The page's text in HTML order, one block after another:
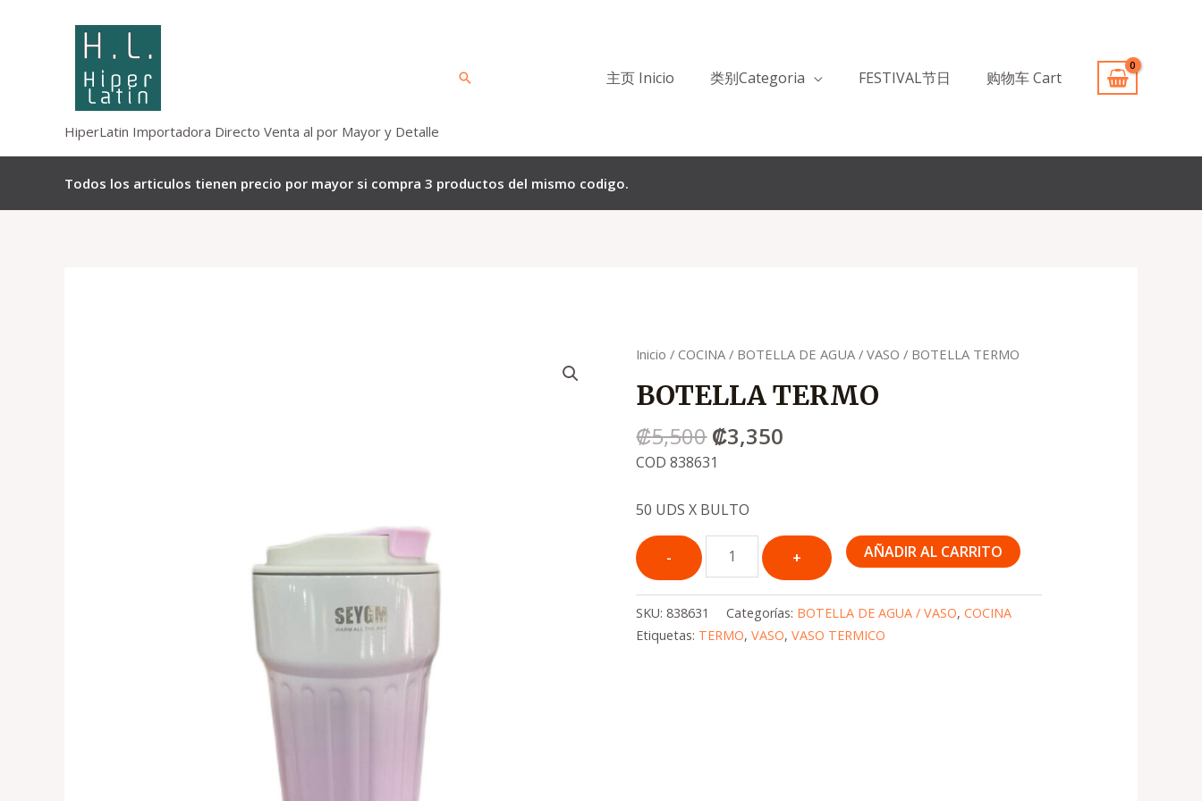
HiperLatin Importadora Directo Venta al por Mayor y Detalle
Buscar 主页 Inicio 类别Categoria FESTIVAL节日 购物车 Cart
Todos los articulos tienen precio por mayor si compra 3 productos del mismo codigo.
Inicio / COCINA / BOTELLA DE AGUA / VASO / BOTELLA TERMO
BOTELLA TERMO
₡5,500
El
original
era:
.
₡5,500
₡3,350
El
actual
COD 838631
50 UDS X BULTO
Quantity
AÑADIR AL CARRITO
SKU:838631 Categorías: BOTELLA DE AGUA / VASO,COCINA
Etiquetas: TERMO,VASO,VASO TERMICO